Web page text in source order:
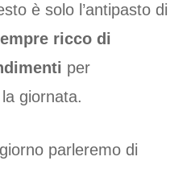
è solo l’antipasto di
ricco di
per
giornata.
parleremo di